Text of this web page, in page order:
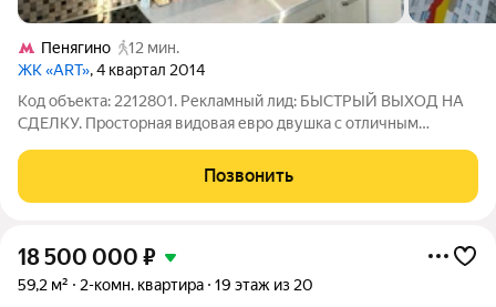
Пенягино
12 мин.
ЖК «ART», 4 квартал 2014
Код объекта: 2212801. Рекламный лид: БЫСТРЫЙ ВЫХОД НА
СДЕЛКУ. Просторная видовая евро двушка с отличным
квартале. Современный ЖК у Москвы-реки, закрытый двор с
охраной, подземный паркинг. Описание
Позвонить
18 500 000 ₽
59,2 м² 2-комн. квартира 19 этаж из 20